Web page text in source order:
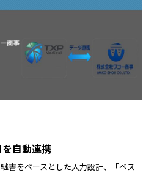
自動連携
書をベースとした入力設計、「ベス